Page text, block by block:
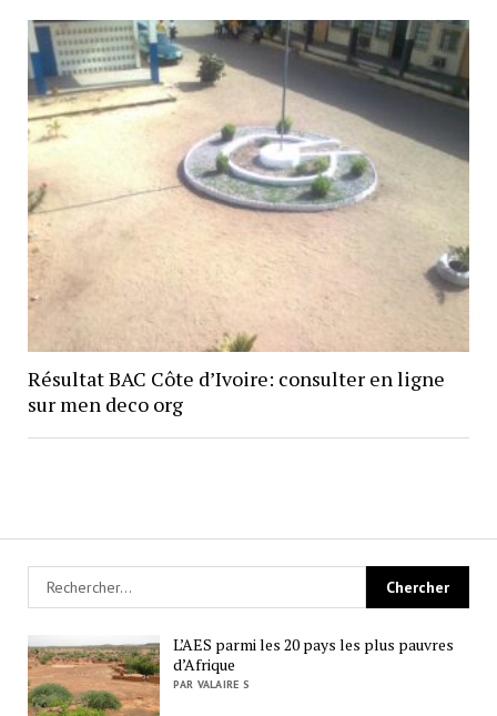
Résultat BAC Côte d’Ivoire: consulter en ligne
sur men deco org
L’AES parmi les 20 pays les plus pauvres
d’Afrique
PAR VALAIRE S